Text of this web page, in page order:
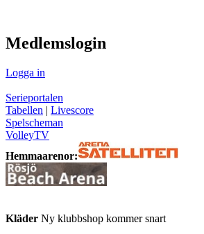
Medlemslogin
Logga in
Serieportalen
Tabellen | Livescore
Spelscheman
VolleyTV
Hemmaarenor:
Kläder Ny klubbshop kommer snart